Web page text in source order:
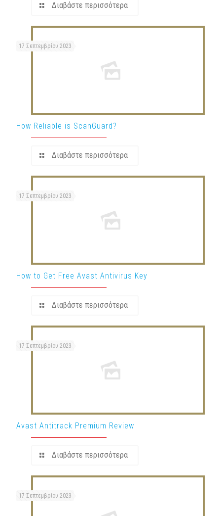
Διαβάστε περισσότερα
17 Σεπτεμβρίου 2023
How Reliable is ScanGuard?
Διαβάστε περισσότερα
17 Σεπτεμβρίου 2023
How to Get Free Avast Antivirus Key
Διαβάστε περισσότερα
17 Σεπτεμβρίου 2023
Avast Antitrack Premium Review
Διαβάστε περισσότερα
17 Σεπτεμβρίου 2023